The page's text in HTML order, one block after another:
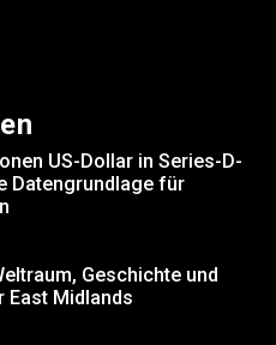
US-Dollar in Series-D-
Datengrundlage für
Geschichte und
East Midlands